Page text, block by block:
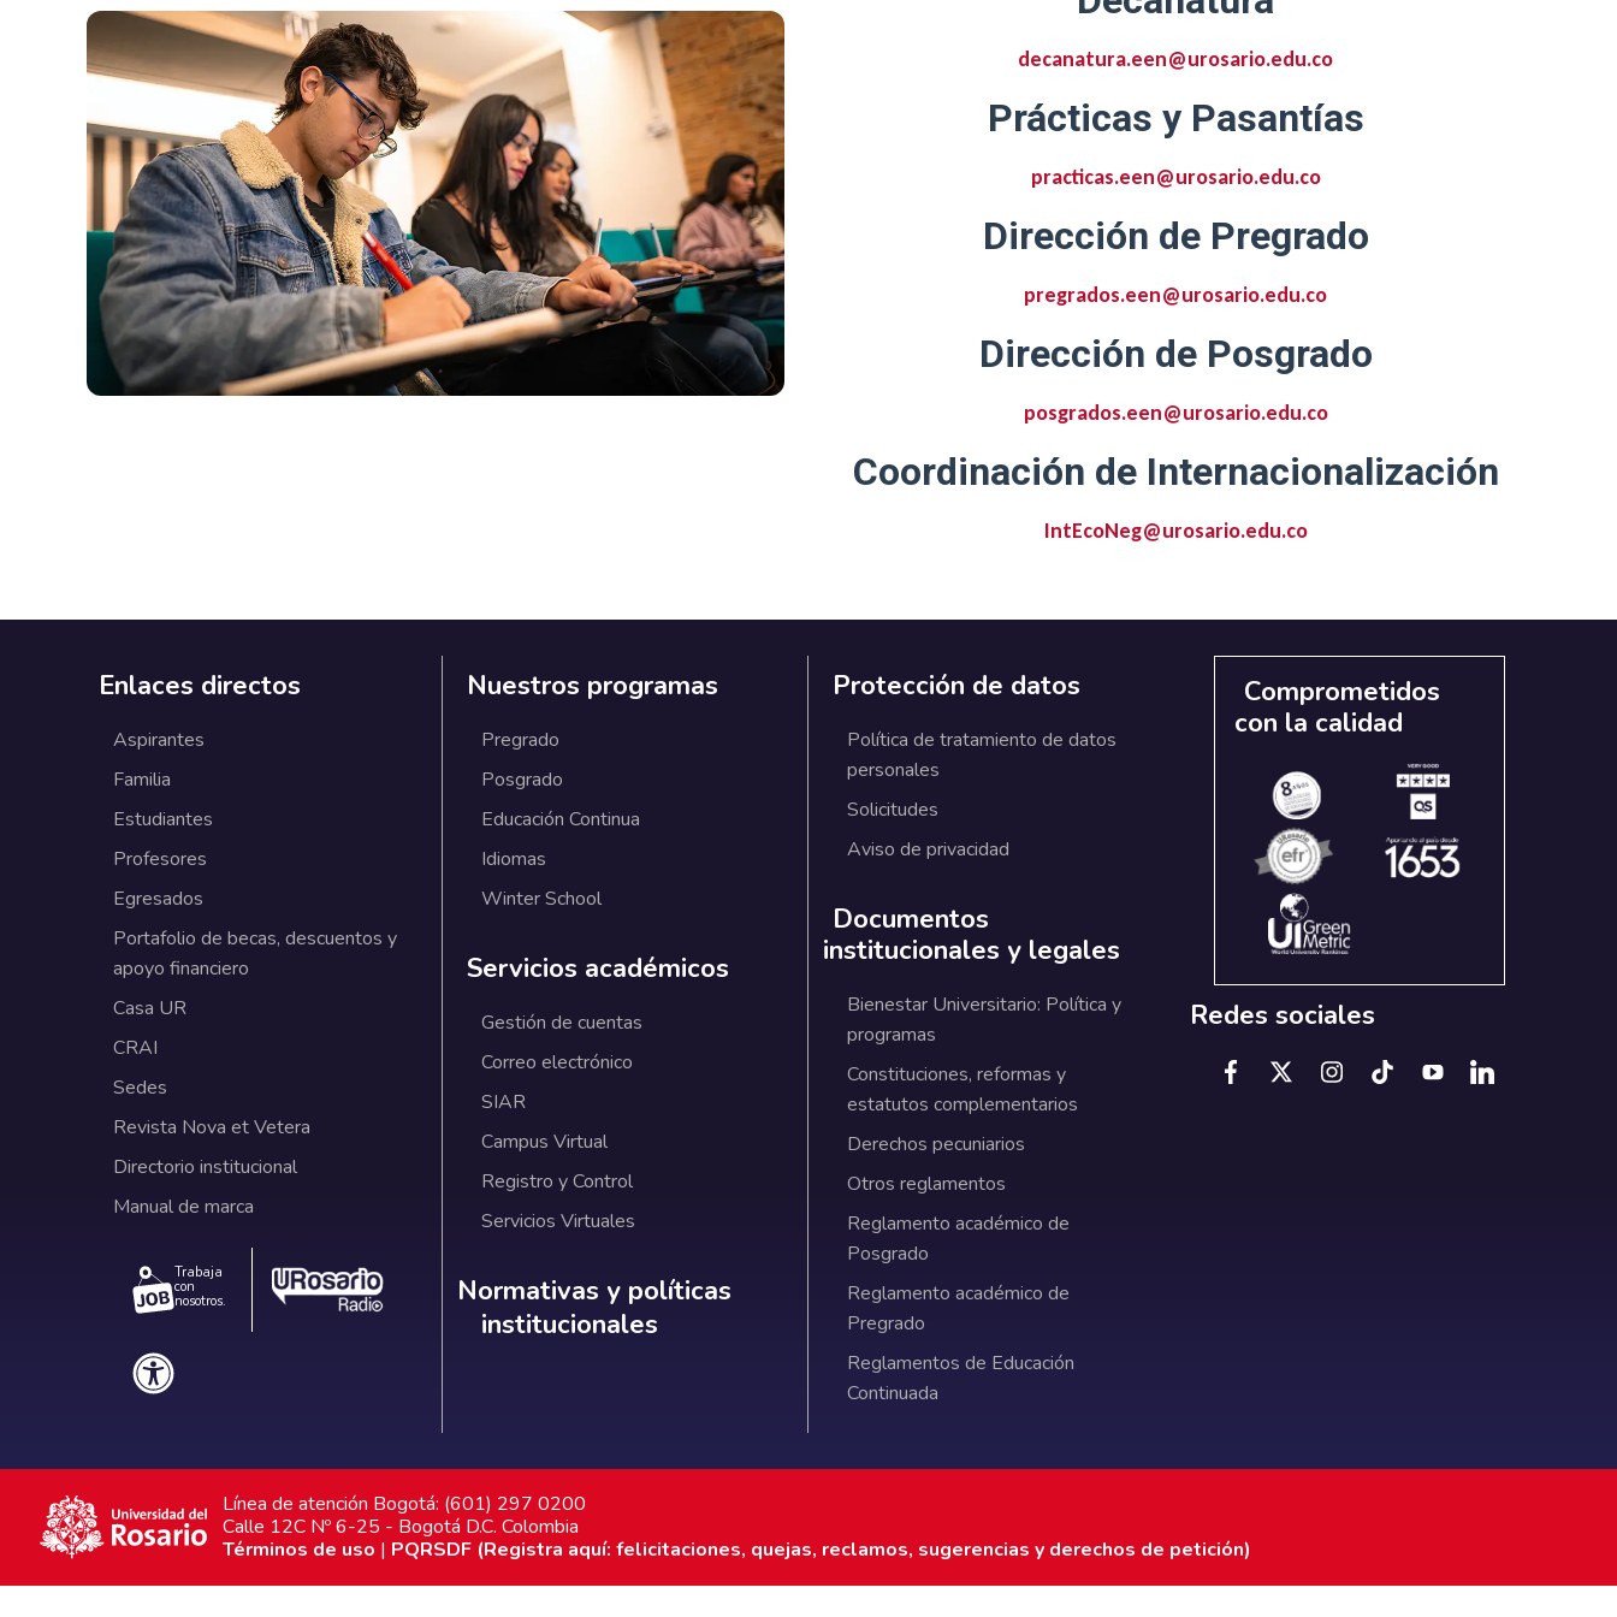
decanatura.een@urosario.edu.co
Prácticas y Pasantías
practicas.een@urosario.edu.co
Dirección de Pregrado
pregrados.een@urosario.edu.co
Dirección de Posgrado
posgrados.een@urosario.edu.co
Coordinación de Internacionalización
IntEcoNeg@urosario.edu.co
Enlaces directos
Aspirantes
Familia
Estudiantes
Profesores
Egresados
Portafolio de becas, descuentos y
apoyo financiero
Casa UR
CRAI
Sedes
Revista Nova et Vetera
Directorio institucional
Manual de marca
Trabaja
con
nosotros.
Nuestros programas
Pregrado
Posgrado
Educación Continua
Idiomas
Winter School
Servicios académicos
Gestión de cuentas
Correo electrónico
SIAR
Campus Virtual
Registro y Control
Servicios Virtuales
Normativas y políticas institucionales
Normativas y políticas
institucionales
Protección de datos
Política de tratamiento de datos
personales
Solicitudes
Aviso de privacidad
Documentos
institucionales y legales
Bienestar Universitario: Política y
programas
Constituciones, reformas y
estatutos complementarios
Derechos pecuniarios
Otros reglamentos
Reglamento académico de
Posgrado
Reglamento académico de
Pregrado
Reglamentos de Educación
Continuada
Comprometidos
con la calidad
Redes sociales
Línea de atención Bogotá: (601) 297 0200
Calle 12C Nº 6-25 - Bogotá D.C. Colombia
Términos de uso | PQRSDF (Registra aquí: felicitaciones, quejas, reclamos, sugerencias y derechos de petición)